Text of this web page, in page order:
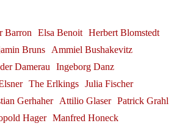
de
of Merit on
in
at the
at
Castle
Barron Elsa Benoit Herbert Blomstedt
Bruns
Ammiel Bushakevitz
Damerau
Ingeborg Danz
The Erlkings Julia Fischer
Gerhaher Attilio Glaser Patrick Grahl
Hager Manfred Honeck